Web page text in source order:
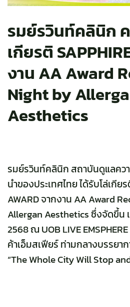
รมย์รวินท์คลินิก
เกียรติ
งาน AA Award
Night by
Aesthetics
รมย์รวินท์คลินิก สถาบันดูแลคว
นำของประเทศไทย ได้รับโล่เกีย
AWARD จากงาน AA Award
Allergan Aesthetics ซึ่งจัดขึ้น
2568 ณ UOB LIVE
ค้าเอ็มสเฟียร์ ท่ามกลางบรรยา
“The Whole City Will Stop